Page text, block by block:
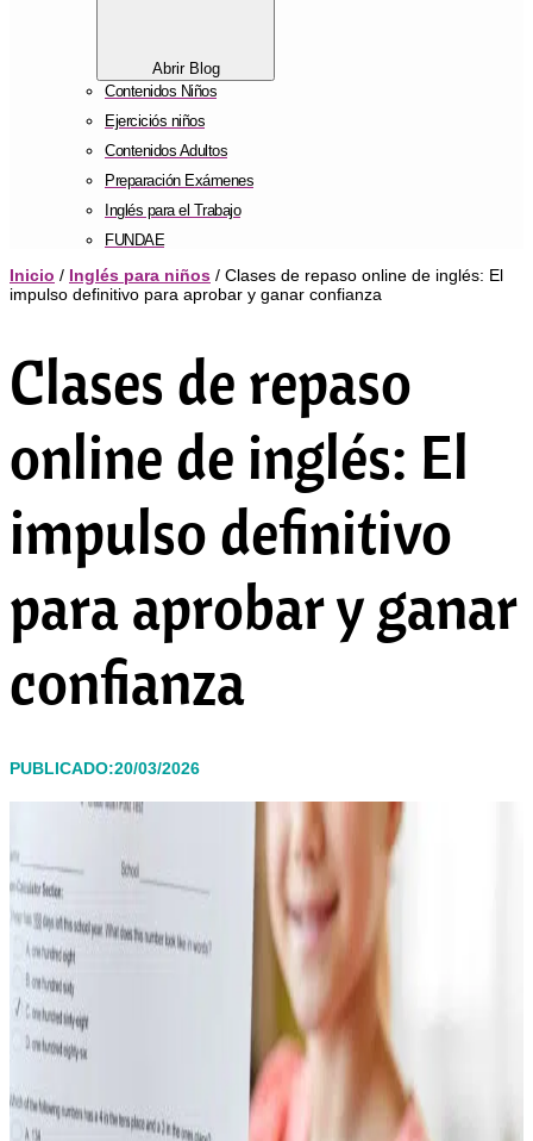
Abrir Blog
Contenidos Niños
Ejerciciós niños
Contenidos Adultos
Preparación Exámenes
Inglés para el Trabajo
FUNDAE
Inicio / Inglés para niños / Clases de repaso online de inglés: El
impulso definitivo para aprobar y ganar confianza
Clases de repaso
online de inglés: El
impulso definitivo
para aprobar y ganar
confianza
PUBLICADO:20/03/2026